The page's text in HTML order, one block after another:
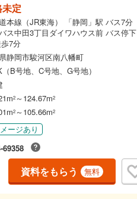
定
本線（JR東海） 「静岡」駅 バス7分
ス中田3丁目ダイワハウス前 バス停下
7分
静岡市駿河区南八幡町
B号地、C号地、G号地）
2～124.67m2
2～105.66m2
ージあり
69358
資料をもらう 無料